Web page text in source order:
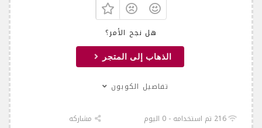
هل نجح الأمر؟
الذهاب إلى المتجر
تفاصيل الكوبون
216 تم استخدامه - 0 اليوم مشاركه